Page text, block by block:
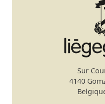
Sur
4140